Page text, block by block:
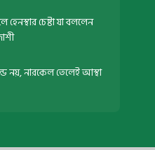
হেনস্থার চেষ্টা যা বললেন
নয়, নারকেল তেলেই আস্থা